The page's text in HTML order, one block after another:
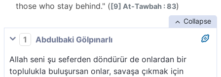
those who stay behind." ([9] At-Tawbah : 83)
Collapse
1
Abdulbaki Gölpınarlı
Allah seni şu seferden döndürür de onlardan bir
toplulukla buluşursan onlar, savaşa çıkmak için